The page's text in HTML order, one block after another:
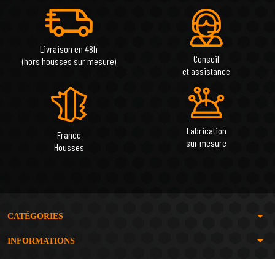
Livraison en 48h
(hors housses sur mesure)
Conseil
et assistance
France
Housses
Fabrication
sur mesure
CATÉGORIES arrow_drop_down
INFORMATIONS arrow_drop_down